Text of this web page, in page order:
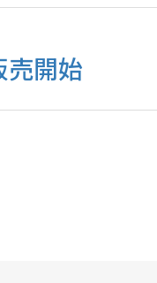
売開始